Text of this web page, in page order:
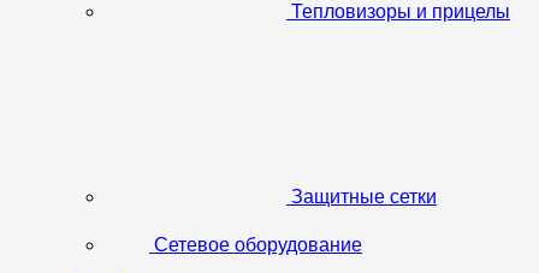
Тепловизоры и прицелы
Защитные сетки
Сетевое оборудование